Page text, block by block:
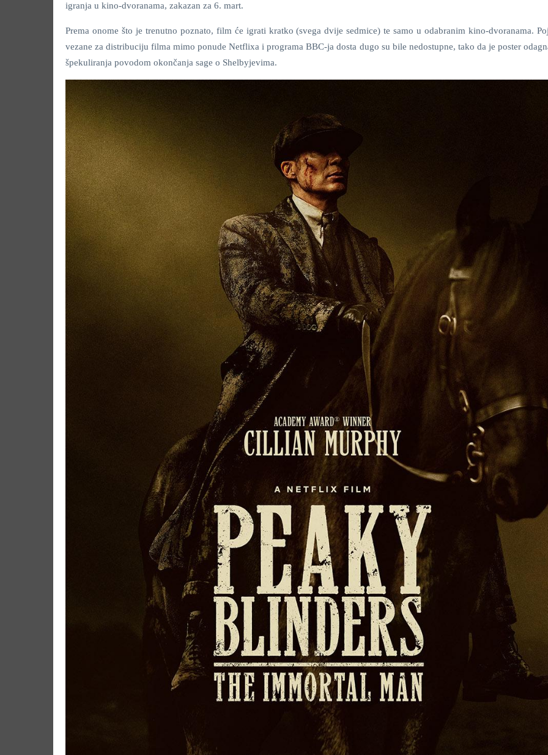
igranja u kino-dvoranama, zakazan za 6. mart.
Prema onome što je trenutno poznato, film će igrati kratko (svega dvije sedmice) te samo u odabranim kino-dvoranama.
vezane za distribuciju filma mimo ponude Netflixa i programa BBC-ja dosta dugo su bile nedostupne, tako da je poster
špekuliranja povodom okončanja sage o Shelbyjevima.